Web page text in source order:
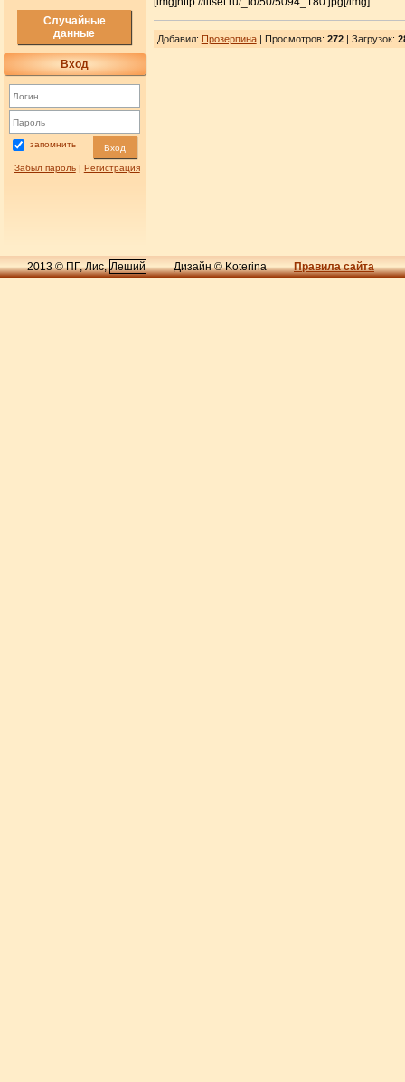
Случайные
данные
Вход
запомнить Вход
Забыл пароль| Регистрация
Добавил: Прозерпина| Просмотров: 272| Загрузок:
2013 © ПГ, Лис,Леший Дизайн © Koterina Правила сайта